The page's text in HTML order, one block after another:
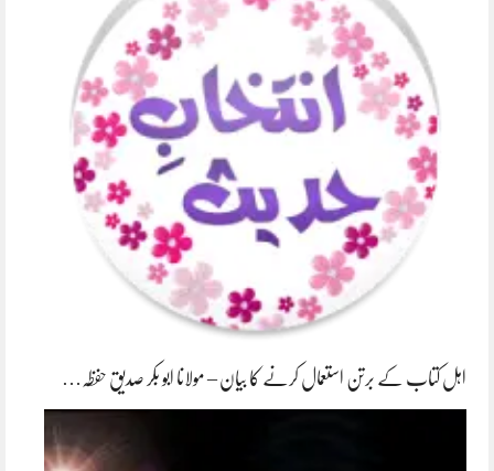
اہل کتاب کے برتن استعمال کرنے کا بیان – مولانا ابو بکر صدیق حفظہ…